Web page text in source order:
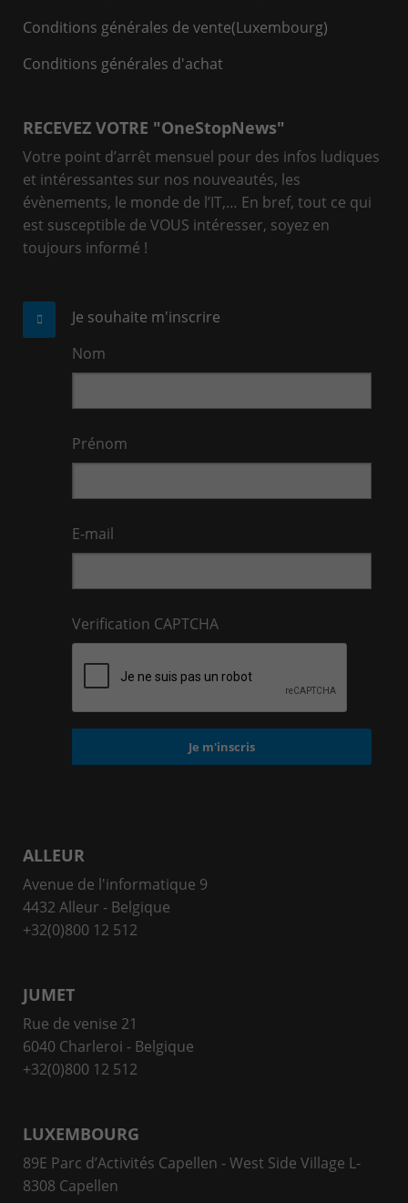
Conditions générales de vente(Luxembourg)
Conditions générales d'achat
RECEVEZ VOTRE "OneStopNews"
Votre point d’arrêt mensuel pour des infos ludiques
et intéressantes sur nos nouveautés, les
évènements, le monde de l’IT,… En bref, tout ce qui
est susceptible de VOUS intéresser, soyez en
toujours informé !
Je souhaite m'inscrire
Nom
Prénom
E-mail
Verification CAPTCHA
ALLEUR
Avenue de l'informatique 9
4432 Alleur - Belgique
+32(0)800 12 512
JUMET
Rue de venise 21
6040 Charleroi - Belgique
+32(0)800 12 512
LUXEMBOURG
89E Parc d’Activités Capellen - West Side Village L-
8308 Capellen